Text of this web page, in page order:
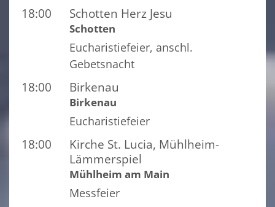
18:00 Schotten Herz Jesu
Schotten
Eucharistiefeier, anschl.
Gebetsnacht
18:00 Birkenau
Birkenau
Eucharistiefeier
18:00
Kirche St. Lucia, Mühlheim-
Lämmerspiel
Mühlheim am Main
Messfeier